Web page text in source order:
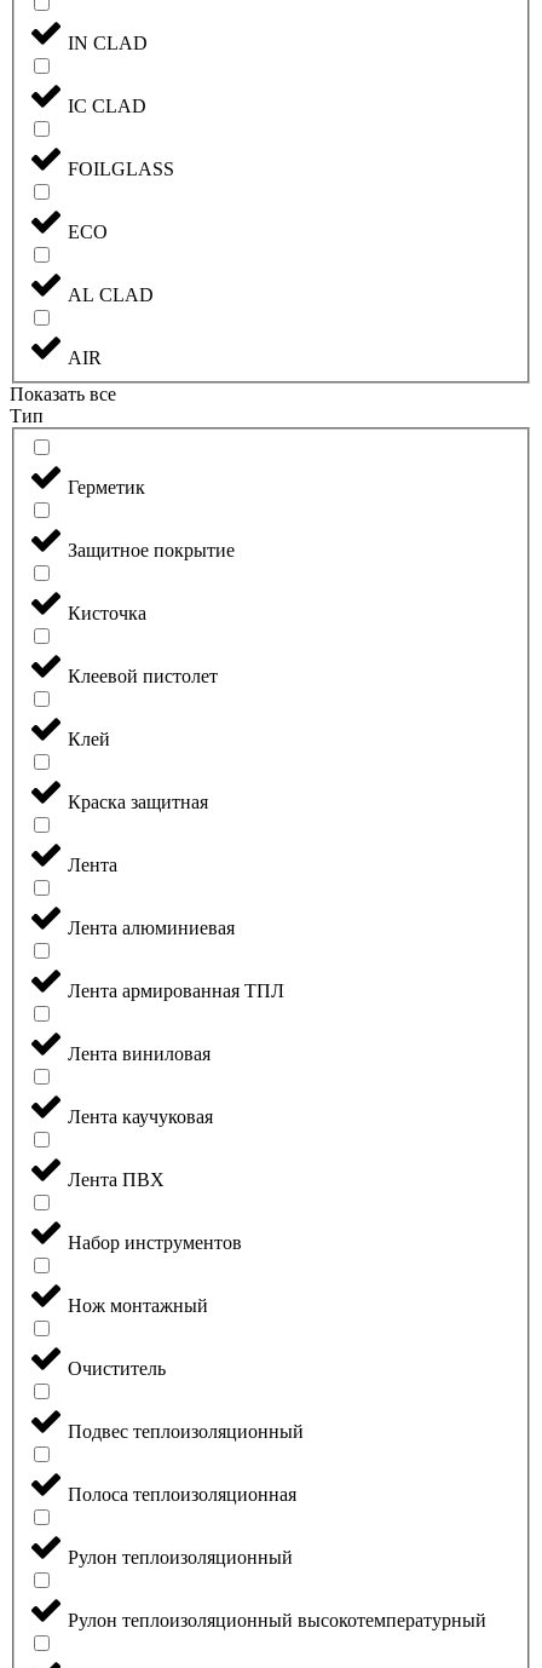
IN CLAD
IC CLAD
FOILGLASS
ECO
AL CLAD
AIR
Показать все
Тип
Герметик
Защитное покрытие
Кисточка
Клеевой пистолет
Клей
Краска защитная
Лента
Лента алюминиевая
Лента армированная ТПЛ
Лента виниловая
Лента каучуковая
Лента ПВХ
Набор инструментов
Нож монтажный
Очиститель
Подвес теплоизоляционный
Полоса теплоизоляционная
Рулон теплоизоляционный
Рулон теплоизоляционный высокотемпературный